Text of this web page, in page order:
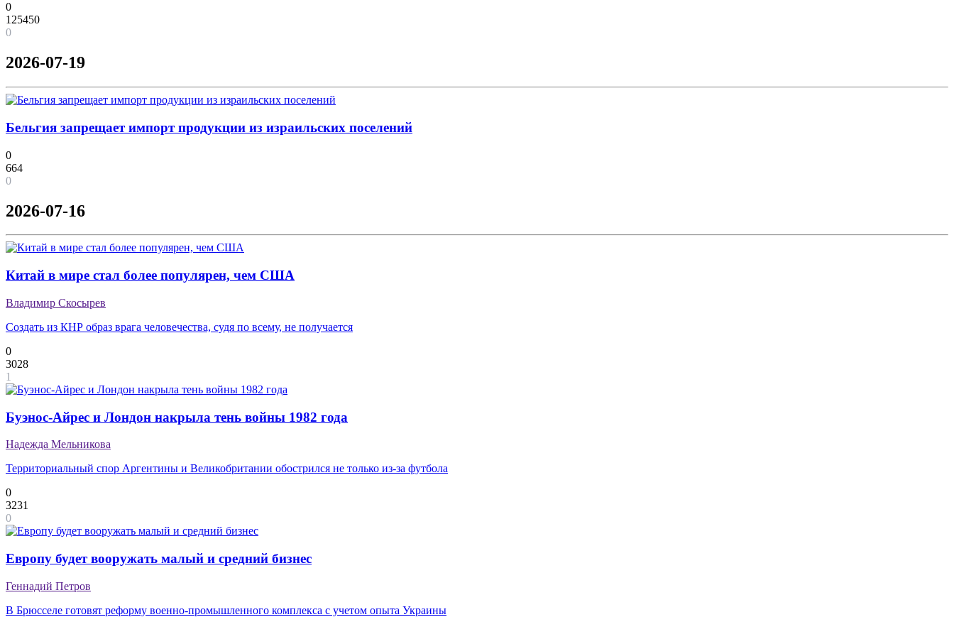
0
125450
0
2026-07-19
Бельгия запрещает импорт продукции из израильских поселений
0
664
0
2026-07-16
Китай в мире стал более популярен, чем США
Владимир Скосырев
Создать из КНР образ врага человечества, судя по всему, не получается
0
3028
1
Буэнос-Айрес и Лондон накрыла тень войны 1982 года
Надежда Мельникова
Территориальный спор Аргентины и Великобритании обострился не только из-за футбола
0
3231
0
Европу будет вооружать малый и средний бизнес
Геннадий Петров
В Брюсселе готовят реформу военно-промышленного комплекса с учетом опыта Украины